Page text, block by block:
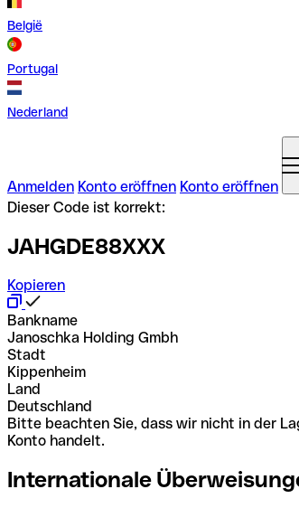
België
Portugal
Nederland
Anmelden Konto eröffnen Konto eröffnen
Dieser Code ist korrekt:
JAHGDE88XXX
Kopieren
Bankname
Janoschka Holding Gmbh
Stadt
Kippenheim
Land
Deutschland
Bitte beachten Sie, dass wir nicht in der
Konto handelt.
Internationale